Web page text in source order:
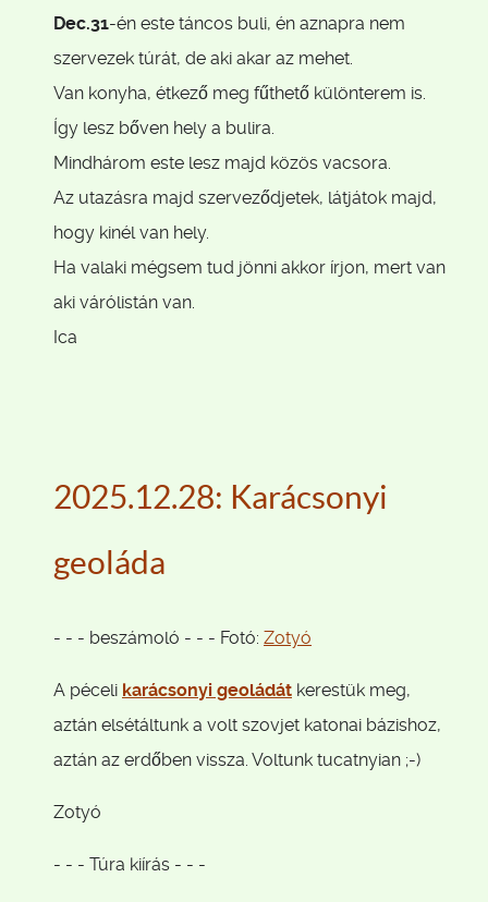
Dec.31-én este táncos buli, én aznapra nem
szervezek túrát, de aki akar az mehet.
Van konyha, étkező meg fűthető különterem is.
Így lesz bőven hely a bulira.
Mindhárom este lesz majd közös vacsora.
Az utazásra majd szerveződjetek, látjátok majd,
hogy kinél van hely.
Ha valaki mégsem tud jönni akkor írjon, mert van
aki várólistán van.
Ica
2025.12.28: Karácsonyi
geoláda
- - - beszámoló - - - Fotó: Zotyó
A péceli karácsonyi geoládát kerestük meg,
aztán elsétáltunk a volt szovjet katonai bázishoz,
aztán az erdőben vissza. Voltunk tucatnyian ;-)
Zotyó
- - - Túra kiírás - - -